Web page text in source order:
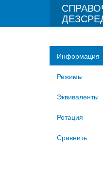
Информация
Режимы
Эквиваленты
Ротация
Сравнить